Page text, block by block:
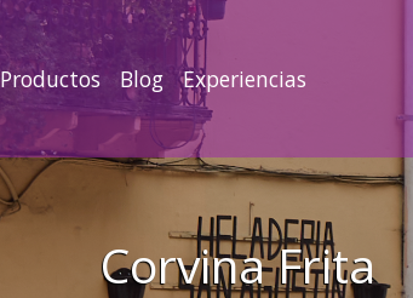
Productos Blog Experiencias
Corvina Frita